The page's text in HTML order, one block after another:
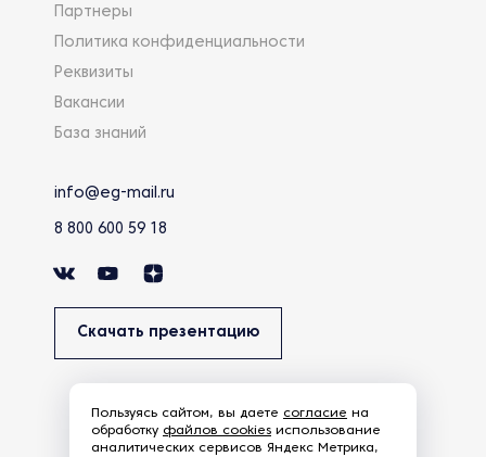
Партнеры
Политика конфиденциальности
Реквизиты
Вакансии
База знаний
info@eg-mail.ru
8 800 600 59 18
Скачать презентацию
Пользуясь сайтом, вы даете согласие на
обработку файлов cookies использование
аналитических сервисов Яндекс Метрика,